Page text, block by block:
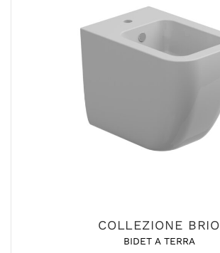
COLLEZIONE BRIO
BIDET A TERRA